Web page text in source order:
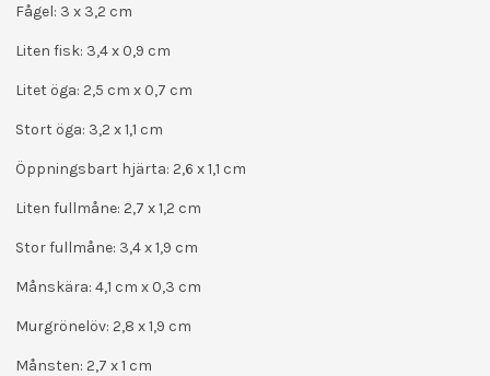
Fågel: 3 x 3,2 cm
Liten fisk: 3,4 x 0,9 cm
Litet öga: 2,5 cm x 0,7 cm
Stort öga: 3,2 x 1,1 cm
Öppningsbart hjärta: 2,6 x 1,1 cm
Liten fullmåne: 2,7 x 1,2 cm
Stor fullmåne: 3,4 x 1,9 cm
Månskära: 4,1 cm x 0,3 cm
Murgrönelöv: 2,8 x 1,9 cm
Månsten: 2,7 x 1 cm